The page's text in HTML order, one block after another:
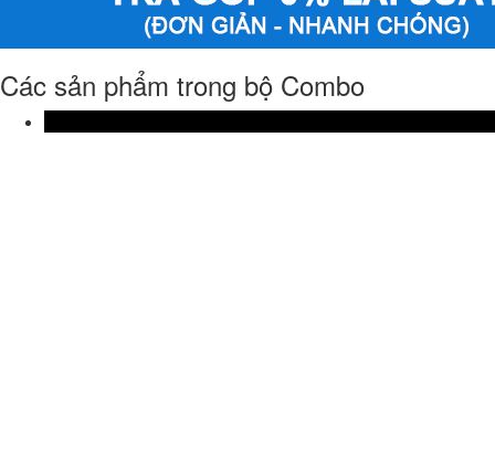
Các sản phẩm trong bộ Combo